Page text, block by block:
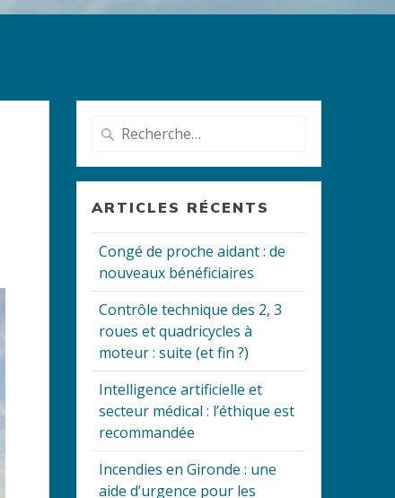
Recherche
:
ARTICLES RÉCENTS
Congé de proche aidant : de
nouveaux bénéficiaires
Contrôle technique des 2, 3
roues et quadricycles à
moteur : suite (et fin ?)
Intelligence artificielle et
secteur médical : l’éthique est
recommandée
Incendies en Gironde : une
aide d’urgence pour les